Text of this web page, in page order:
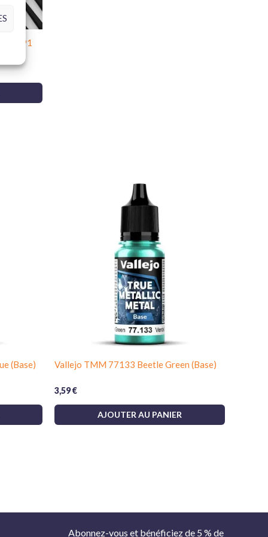
(Base) Vallejo TMM 77133 Beetle Green (Base)
3,59€
AJOUTER AU PANIER
Abonnez-vous et bénéficiez de 5 % de